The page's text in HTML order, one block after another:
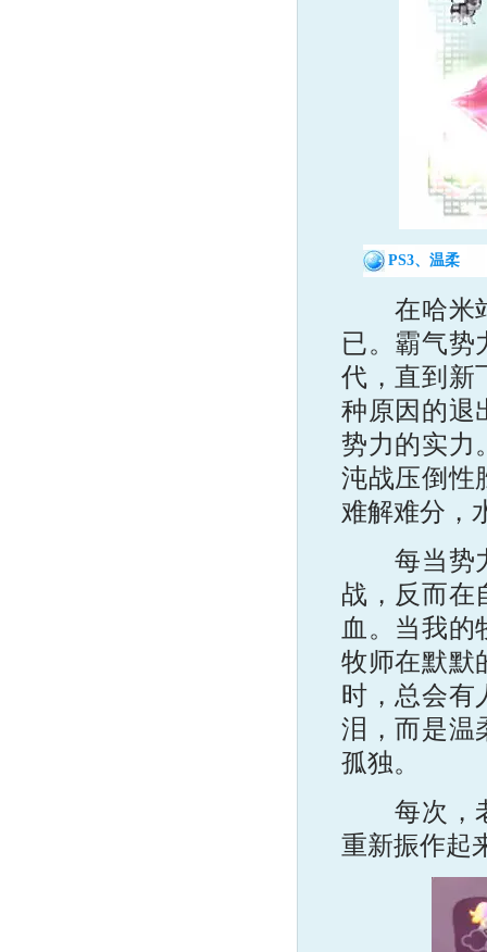
PS3、温柔
在哈米站
已。霸气势
代，直到新
种原因的退
势力的实力
沌战压倒性
难解难分，
每当势力
战，反而在
血。当我的
牧师在默默
时，总会有
泪，而是温
孤独。
每次，老
重新振作起